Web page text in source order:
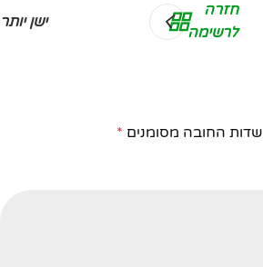
חזרה
לרשימה
ישן יותר
שדות החובה מסומנים *